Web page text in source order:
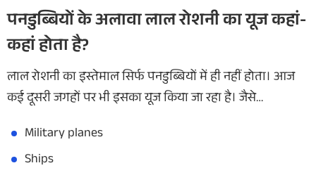
पनडुब्बियों के अलावा लाल रोशनी का यूज कहां-
कहां होता है?
लाल रोशनी का इस्तेमाल सिर्फ पनडुब्बियों में ही नहीं होता। आज
कई दूसरी जगहों पर भी इसका यूज किया जा रहा है। जैसे…
Military planes
Ships